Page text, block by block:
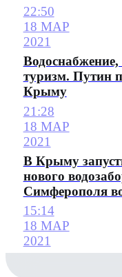
22:50
18 МАР
2021
туризм. Путин
Крыму
21:28
18 МАР
2021
В Крыму
нового
Симферополя
15:14
18 МАР
2021